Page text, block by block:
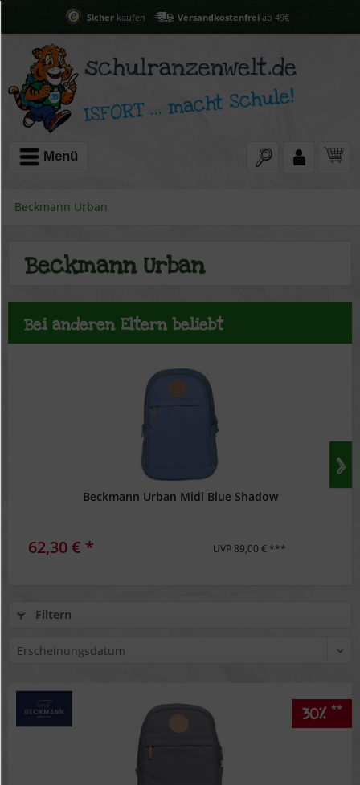
Sicherkaufen Versandkostenfreiab 49€
Menü
Beckmann Urban
Beckmann Urban
Bei anderen Eltern beliebt
Beckmann Urban Midi Blue Shadow
62,30 € * UVP 89,00 € ***
Filtern
30% **